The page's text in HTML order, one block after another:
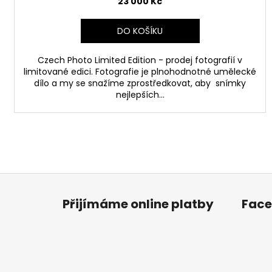
DO KOŠÍKU
Czech Photo Limited Edition - prodej fotografií v
limitované edici. Fotografie je plnohodnotné umělecké
dílo a my se snažíme zprostředkovat, aby snímky
nejlepších...
Přijímáme online platby